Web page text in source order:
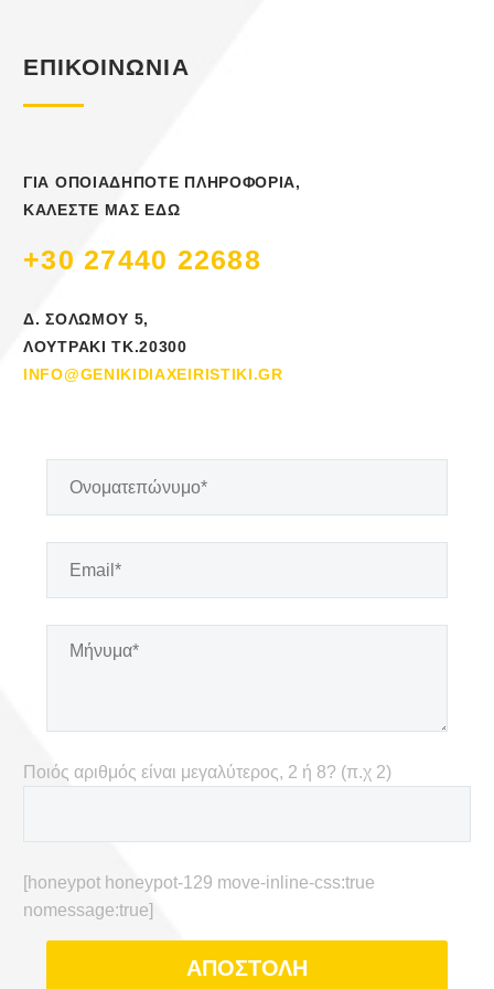
ΕΠΙΚΟΙΝΩΝΙΑ
ΓΙΑ ΟΠΟΙΑΔΗΠΟΤΕ ΠΛΗΡΟΦΟΡΙΑ,
ΚΑΛΕΣΤΕ ΜΑΣ ΕΔΩ
+30 27440 22688
Δ. ΣΟΛΩΜΟΥ 5,
ΛΟΥΤΡΑΚΙ ΤΚ.20300
INFO@GENIKIDIAXEIRISTIKI.GR
Ποιός αριθμός είναι μεγαλύτερος, 2 ή 8? (π.χ 2)
[honeypot honeypot-129 move-inline-css:true
nomessage:true]